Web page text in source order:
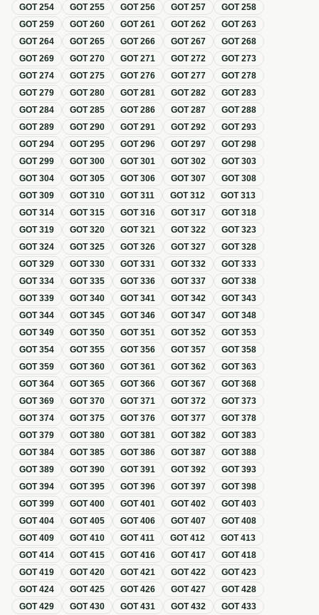
GOT254 GOT255 GOT256 GOT257 GOT258
GOT259 GOT260 GOT261 GOT262 GOT263
GOT264 GOT265 GOT266 GOT267 GOT268
GOT269 GOT270 GOT271 GOT272 GOT273
GOT274 GOT275 GOT276 GOT277 GOT278
GOT279 GOT280 GOT281 GOT282 GOT283
GOT284 GOT285 GOT286 GOT287 GOT288
GOT289 GOT290 GOT291 GOT292 GOT293
GOT294 GOT295 GOT296 GOT297 GOT298
GOT299 GOT300 GOT301 GOT302 GOT303
GOT304 GOT305 GOT306 GOT307 GOT308
GOT309 GOT310 GOT311 GOT312 GOT313
GOT314 GOT315 GOT316 GOT317 GOT318
GOT319 GOT320 GOT321 GOT322 GOT323
GOT324 GOT325 GOT326 GOT327 GOT328
GOT329 GOT330 GOT331 GOT332 GOT333
GOT334 GOT335 GOT336 GOT337 GOT338
GOT339 GOT340 GOT341 GOT342 GOT343
GOT344 GOT345 GOT346 GOT347 GOT348
GOT349 GOT350 GOT351 GOT352 GOT353
GOT354 GOT355 GOT356 GOT357 GOT358
GOT359 GOT360 GOT361 GOT362 GOT363
GOT364 GOT365 GOT366 GOT367 GOT368
GOT369 GOT370 GOT371 GOT372 GOT373
GOT374 GOT375 GOT376 GOT377 GOT378
GOT379 GOT380 GOT381 GOT382 GOT383
GOT384 GOT385 GOT386 GOT387 GOT388
GOT389 GOT390 GOT391 GOT392 GOT393
GOT394 GOT395 GOT396 GOT397 GOT398
GOT399 GOT400 GOT401 GOT402 GOT403
GOT404 GOT405 GOT406 GOT407 GOT408
GOT409 GOT410 GOT411 GOT412 GOT413
GOT414 GOT415 GOT416 GOT417 GOT418
GOT419 GOT420 GOT421 GOT422 GOT423
GOT424 GOT425 GOT426 GOT427 GOT428
GOT429 GOT430 GOT431 GOT432 GOT433